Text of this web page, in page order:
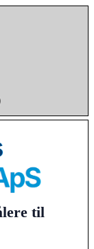
til